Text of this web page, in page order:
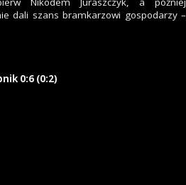
dali szans bramkarzowi gospodarzy –
0:6 (0:2)